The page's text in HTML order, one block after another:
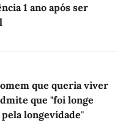
1 ano após ser
que queria viver
que "foi longe
longevidade"